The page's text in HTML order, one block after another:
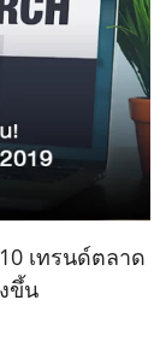
เทรนด์ตลาด
ขึ้น